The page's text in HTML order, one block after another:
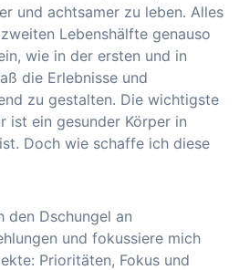
und achtsamer zu leben. Alles
Lebenshälfte genauso
wie in der ersten und in
die Erlebnisse und
zu gestalten. Die wichtigste
ist ein gesunder Körper in
Doch wie schaffe ich diese
den Dschungel an
und fokussiere mich
Prioritäten, Fokus und